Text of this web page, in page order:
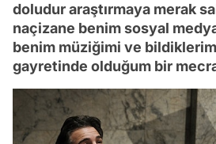
doludur araştırmaya merak
naçizane benim sosyal
benim müziğimi ve
gayretinde olduğum bir